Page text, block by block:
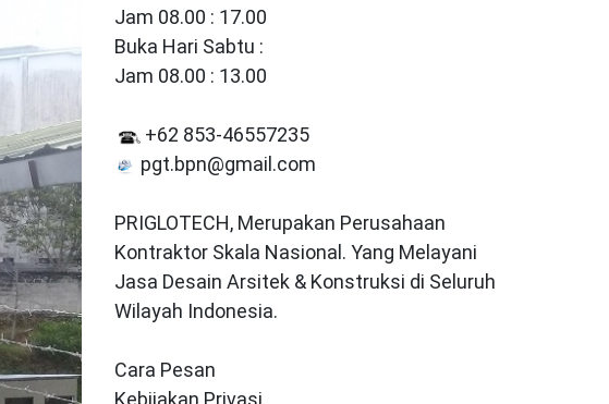
Jam 08.00 : 17.00
Buka Hari Sabtu :
Jam 08.00 : 13.00
+62 853-46557235
pgt.bpn@gmail.com
PRIGLOTECH, Merupakan Perusahaan
Kontraktor Skala Nasional. Yang Melayani
Jasa Desain Arsitek & Konstruksi di Seluruh
Wilayah Indonesia.
Cara Pesan
Kebijakan Privasi